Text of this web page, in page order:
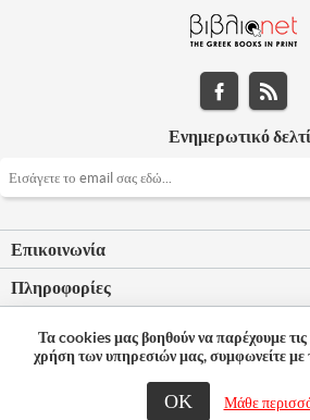
Ενημερωτικό
Επικοινωνία
Πληροφορίες
Ο λογαριασμός μου
© 2026 Bookleader
Τα cookies μας βοηθούν να παρέχουμε
χρήση των υπηρεσιών μας, συμφωνείτε
ΟΚ Μάθε